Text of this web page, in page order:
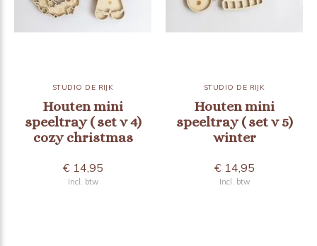
STUDIO DE RIJK
Houten mini
speeltray ( set v 4)
cozy christmas
€ 14,95
Incl. btw
STUDIO DE RIJK
Houten mini
speeltray ( set v 5)
winter
€ 14,95
Incl. btw